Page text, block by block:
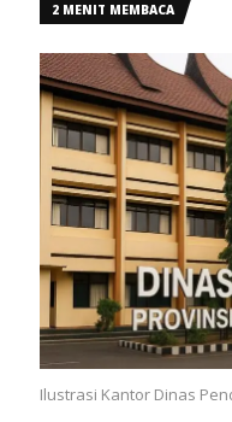
2 MENIT MEMBACA
Ilustrasi Kantor Dinas